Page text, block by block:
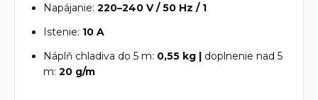
Napájanie: 220–240 V / 50 Hz / 1
Istenie: 10 A
Náplň chladiva do 5 m: 0,55 kg | doplnenie nad 5
m: 20 g/m